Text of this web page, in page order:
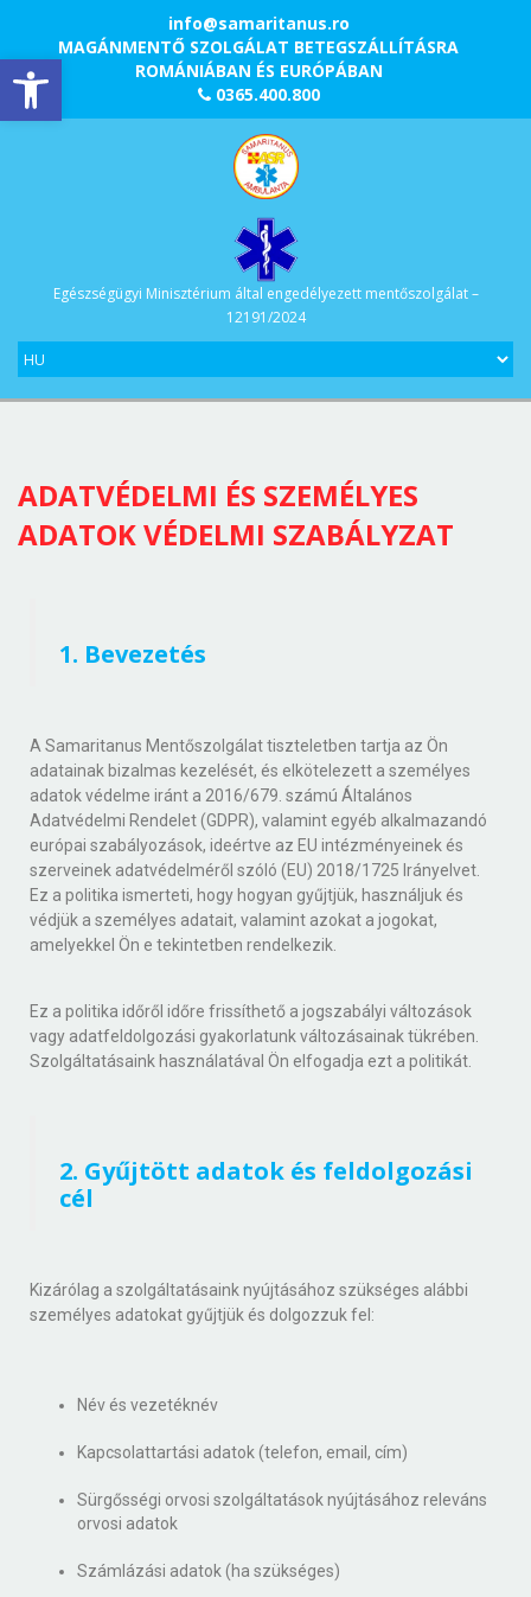
Eszköztár megnyitása
info@samaritanus.ro
MAGÁNMENTŐ SZOLGÁLAT BETEGSZÁLLÍTÁSRA
ROMÁNIÁBAN ÉS EURÓPÁBAN
0365.400.800
Egészségügyi Minisztérium által engedélyezett mentőszolgálat –
12191/2024
ADATVÉDELMI ÉS SZEMÉLYES
ADATOK VÉDELMI SZABÁLYZAT
1. Bevezetés
A Samaritanus Mentőszolgálat tiszteletben tartja az Ön
adatainak bizalmas kezelését, és elkötelezett a személyes
adatok védelme iránt a 2016/679. számú Általános
Adatvédelmi Rendelet (GDPR), valamint egyéb alkalmazandó
európai szabályozások, ideértve az EU intézményeinek és
szerveinek adatvédelméről szóló (EU) 2018/1725 Irányelvet.
Ez a politika ismerteti, hogy hogyan gyűjtjük, használjuk és
védjük a személyes adatait, valamint azokat a jogokat,
amelyekkel Ön e tekintetben rendelkezik.
Ez a politika időről időre frissíthető a jogszabályi változások
vagy adatfeldolgozási gyakorlatunk változásainak tükrében.
Szolgáltatásaink használatával Ön elfogadja ezt a politikát.
2. Gyűjtött adatok és feldolgozási
cél
Kizárólag a szolgáltatásaink nyújtásához szükséges alábbi
személyes adatokat gyűjtjük és dolgozzuk fel:
Név és vezetéknév
Kapcsolattartási adatok (telefon, email, cím)
Sürgősségi orvosi szolgáltatások nyújtásához releváns
orvosi adatok
Számlázási adatok (ha szükséges)